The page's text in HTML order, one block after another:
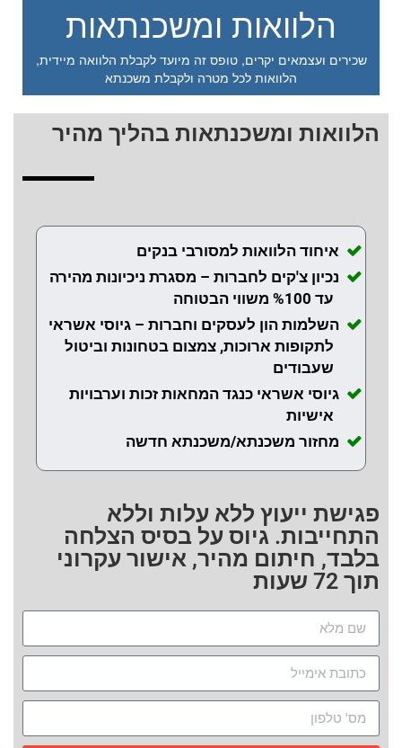
הלוואות ומשכנתאות
שכירים ועצמאים יקרים, טופס זה מיועד לקבלת הלוואה מיידית,
הלוואות לכל מטרה ולקבלת משכנתא
הלוואות ומשכנתאות בהליך מהיר
איחוד הלוואות למסורבי בנקים
נכיון צ'קים לחברות – מסגרת ניכיונות מהירה
עד %100 משווי הבטוחה
השלמות הון לעסקים וחברות – גיוסי אשראי
לתקופות ארוכות, צמצום בטחונות וביטול
שעבודים
גיוסי אשראי כנגד המחאות זכות וערבויות
אישיות
מחזור משכנתא/משכנתא חדשה
פגישת ייעוץ ללא עלות וללא
התחייבות. גיוס על בסיס הצלחה
בלבד, חיתום מהיר, אישור עקרוני
תוך 72 שעות